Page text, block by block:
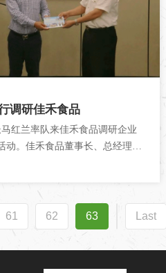
调研佳禾食品
红兰率队来佳禾食品调研企业
动。佳禾食品董事长、总经理柳
61 62 63 Last